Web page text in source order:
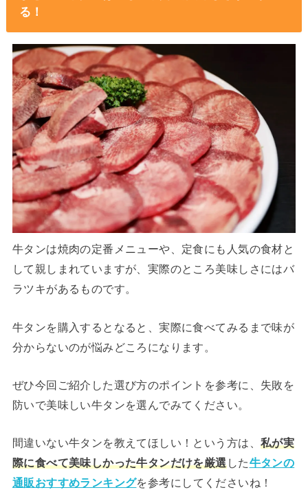
る！
牛タンは焼肉の定番メニューや、定食にも人気の食材と
して親しまれていますが、実際のところ美味しさにはバ
ラツキがあるものです。
牛タンを購入するとなると、実際に食べてみるまで味が
分からないのが悩みどころになります。
ぜひ今回ご紹介した選び方のポイントを参考に、失敗を
防いで美味しい牛タンを選んでみてください。
間違いない牛タンを教えてほしい！という方は、 私が実
際に食べて美味しかった牛タンだけを厳選した牛タンの
通販おすすめランキングを参考にしてくださいね！